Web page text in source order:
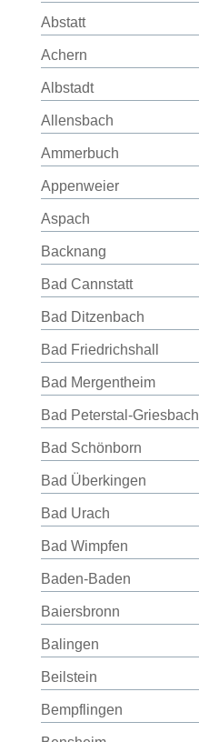
Abstatt
Achern
Albstadt
Allensbach
Ammerbuch
Appenweier
Aspach
Backnang
Bad Cannstatt
Bad Ditzenbach
Bad Friedrichshall
Bad Mergentheim
Bad Peterstal-Griesbach
Bad Schönborn
Bad Überkingen
Bad Urach
Bad Wimpfen
Baden-Baden
Baiersbronn
Balingen
Beilstein
Bempflingen